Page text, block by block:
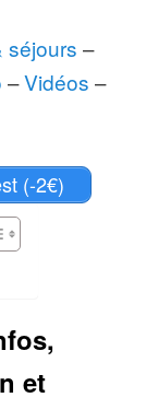
séjours –
–Vidéos –
(-2€)
et